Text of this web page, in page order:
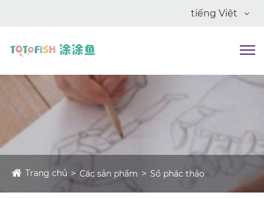
tiếng Việt
Trang chủ Các sản phẩm Sổ phác thảo